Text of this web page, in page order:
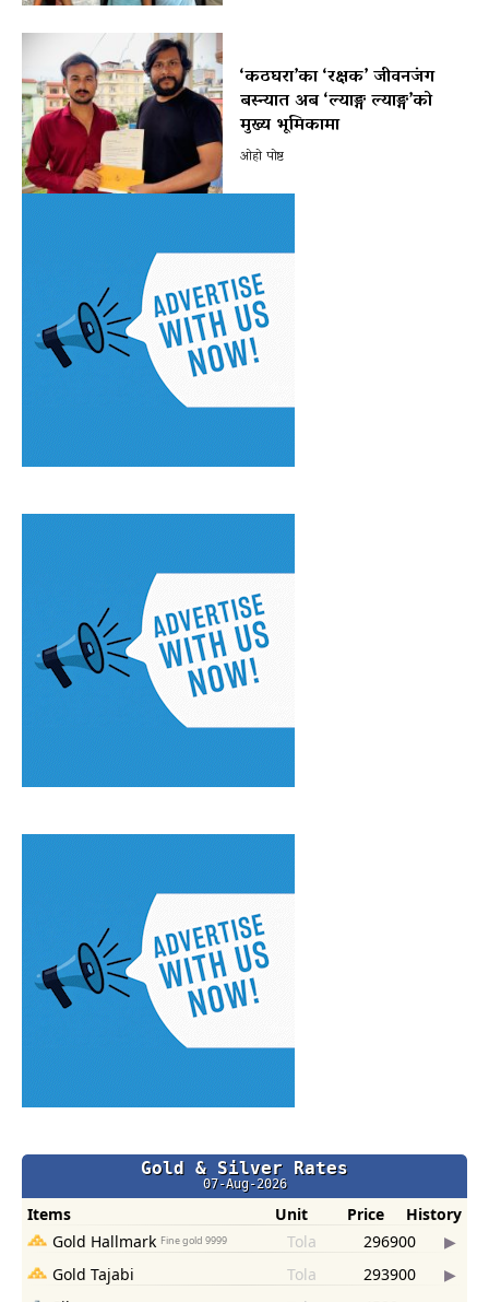
‘कठघरा’का ‘रक्षक’ जीवनजंग
बस्न्यात अब ‘ल्याङ्ग ल्याङ्ग’को
मुख्य भूमिकामा
ओहो पोष्ट